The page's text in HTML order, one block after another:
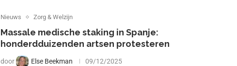
Nieuws Zorg & Welzijn
Massale medische staking in Spanje:
honderdduizenden artsen protesteren
door Else Beekman 09/12/2025